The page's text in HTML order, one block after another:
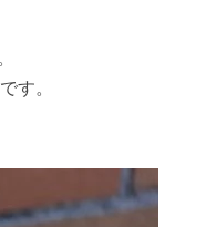
。